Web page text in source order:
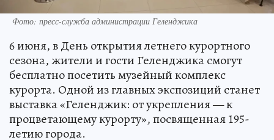
Фото: пресс-служба администрации Геленджика
6 июня, в День открытия летнего курортного
сезона, жители и гости Геленджика смогут
бесплатно посетить музейный комплекс
курорта. Одной из главных экспозиций станет
выставка «Геленджик: от укрепления — к
процветающему курорту», посвященная 195-
летию города.